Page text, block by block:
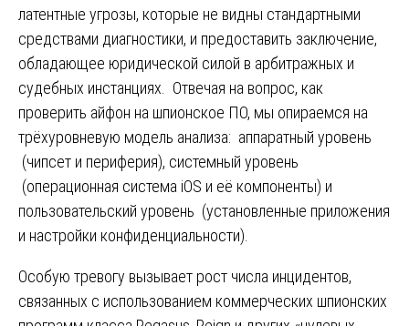
латентные угрозы, которые не видны стандартными
средствами диагностики, и предоставить заключение,
обладающее юридической силой в арбитражных и
судебных инстанциях. Отвечая на вопрос, как
проверить айфон на шпионское ПО, мы опираемся на
трёхуровневую модель анализа: аппаратный уровень
(чипсет и периферия), системный уровень
(операционная система iOS и её компоненты) и
пользовательский уровень (установленные приложения
и настройки конфиденциальности).
Особую тревогу вызывает рост числа инцидентов,
связанных с использованием коммерческих шпионских